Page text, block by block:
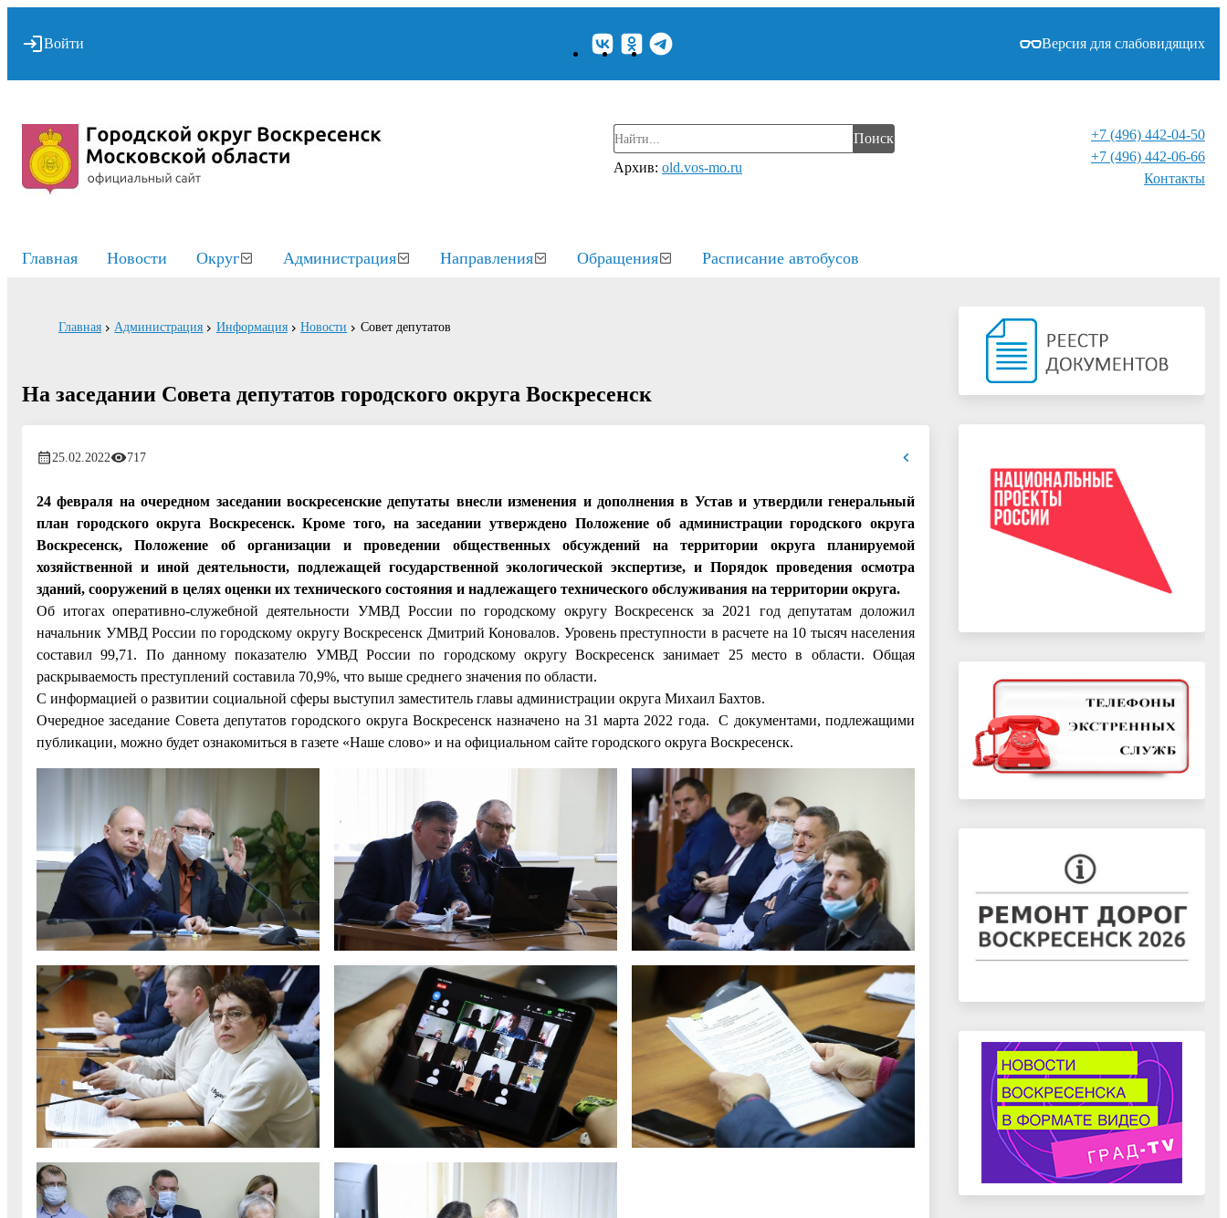
Войти Версия для слабовидящих
Поиск
Архив: old.vos-mo.ru
+7 (496) 442-04-50
+7 (496) 442-06-66
Контакты⁠
Главная Новости Округ Администрация Направления Обращения Расписание автобусов
Главная Администрация Информация Новости Совет депутатов
На заседании Совета депутатов городского округа Воскресенск
25.02.2022 717
24 февраля на очередном заседании воскресенские депутаты внесли изменения и дополнения в Устав и утвердили генеральный
план городского округа Воскресенск. Кроме того, на заседании утверждено Положение об администрации городского округа
Воскресенск, Положение об организации и проведении общественных обсуждений на территории округа планируемой
хозяйственной и иной деятельности, подлежащей государственной экологической экспертизе, и Порядок проведения осмотра
зданий, сооружений в целях оценки их технического состояния и надлежащего технического обслуживания на территории округа.
Об итогах оперативно-служебной деятельности УМВД России по городскому округу Воскресенск за 2021 год депутатам доложил
начальник УМВД России по городскому округу Воскресенск Дмитрий Коновалов. Уровень преступности в расчете на 10 тысяч населения
составил 99,71. По данному показателю УМВД России по городскому округу Воскресенск занимает 25 место в области. Общая
раскрываемость преступлений составила 70,9%, что выше среднего значения по области.
С информацией о развитии социальной сферы выступил заместитель главы администрации округа Михаил Бахтов.
Очередное заседание Совета депутатов городского округа Воскресенск назначено на 31 марта 2022 года. С документами, подлежащими
публикации, можно будет ознакомиться в газете «Наше слово» и на официальном сайте городского округа Воскресенск.